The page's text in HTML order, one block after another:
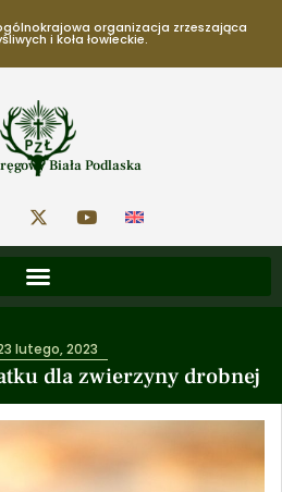
organizacja zrzeszająca
i koła łowieckie.
Biała Podlaska
dla zwierzyny drobnej
lutego, 2023